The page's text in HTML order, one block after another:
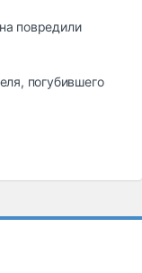
повредили
погубившего